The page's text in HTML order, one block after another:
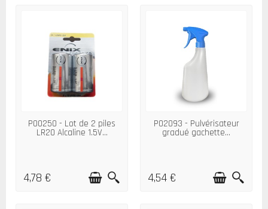
P00250 - Lot de 2 piles
LR20 Alcaline 1.5V...
4,78 €
P02093 - Pulvérisateur
gradué gachette...
4,54 €